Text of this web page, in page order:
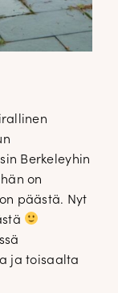
Berkeleyhin
on
päästä. Nyt
ja toisaalta